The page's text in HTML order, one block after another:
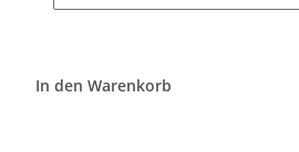
In den Warenkorb